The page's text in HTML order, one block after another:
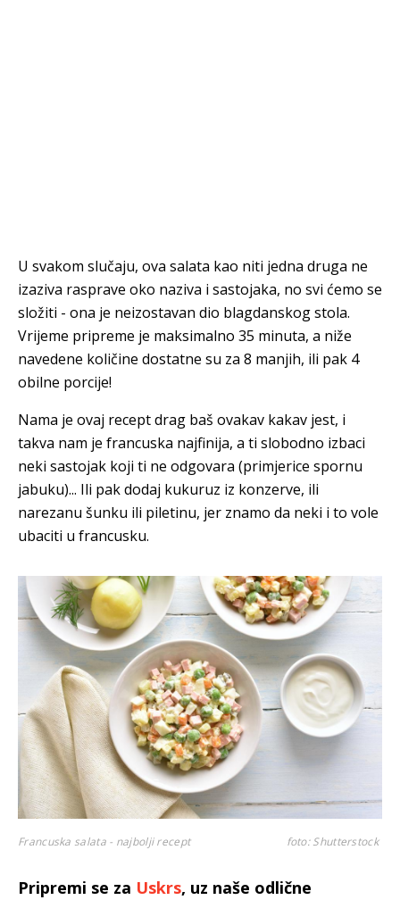
U svakom slučaju, ova salata kao niti jedna druga ne
izaziva rasprave oko naziva i sastojaka, no svi ćemo se
složiti - ona je neizostavan dio blagdanskog stola.
Vrijeme pripreme je maksimalno 35 minuta, a niže
navedene količine dostatne su za 8 manjih, ili pak 4
obilne porcije!
Nama je ovaj recept drag baš ovakav kakav jest, i
takva nam je francuska najfinija, a ti slobodno izbaci
neki sastojak koji ti ne odgovara (primjerice spornu
jabuku)... Ili pak dodaj kukuruz iz konzerve, ili
narezanu šunku ili piletinu, jer znamo da neki i to vole
ubaciti u francusku.
Francuska salata - najbolji recept foto: Shutterstock
Pripremi se za Uskrs, uz naše odlične